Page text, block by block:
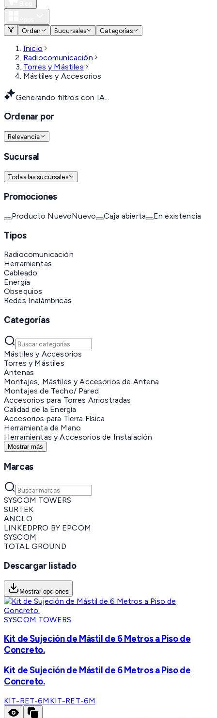
Orden
Sucursales Categorías
Inicio
Radiocomunicación
Torres y Mástiles
Mástiles y Accesorios
Generando filtros con IA...
Ordenar por
Relevancia
Sucursal
Todas las sucursales
Promociones
Producto NuevoNuevo Caja abierta En existencia
Tipos
Radiocomunicación
Herramientas
Cableado
Energía
Obsequios
Redes Inalámbricas
Categorías
Mástiles y Accesorios
Torres y Mástiles
Antenas
Montajes, Mástiles y Accesorios de Antena
Montajes de Techo/ Pared
Accesorios para Torres Arriostradas
Calidad de la Energía
Accesorios para Tierra Física
Herramienta de Mano
Herramientas y Accesorios de Instalación
Mostrar más
Marcas
SYSCOM TOWERS
SURTEK
ANCLO
LINKEDPRO BY EPCOM
SYSCOM
TOTAL GROUND
Descargar listado
Mostrar opciones
SYSCOM TOWERS
Kit de Sujeción de Mástil de 6 Metros a Piso de
Concreto.
Kit de Sujeción de Mástil de 6 Metros a Piso de
Concreto.
KIT-RET-6M KIT-RET-6M